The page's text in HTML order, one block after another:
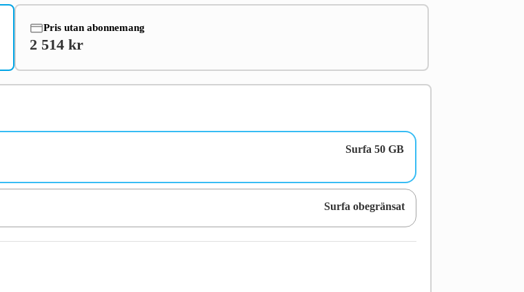
Pris utan abonnemang
2 514 kr
Surfa 50 GB
Surfa obegränsat